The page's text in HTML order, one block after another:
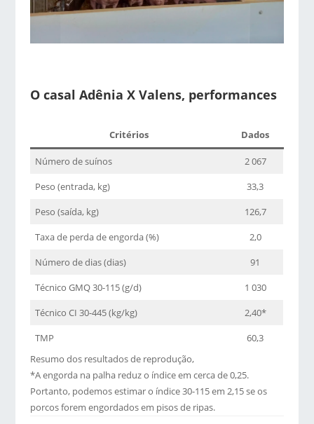
O casal Adênia X Valens, performances
Critérios Dados
Número de suínos
2 067
Peso (entrada, kg)
33,3
Peso (saída, kg)
126,7
Taxa de perda de engorda (%)
2,0
Número de dias (dias)
91
Técnico GMQ 30-115 (g/d)
1 030
Técnico CI 30-445 (kg/kg)
2,40*
TMP
60,3
Resumo dos resultados de reprodução,
*A engorda na palha reduz o índice em cerca de 0,25.
Portanto, podemos estimar o índice 30-115 em 2,15 se os
porcos forem engordados em pisos de ripas.